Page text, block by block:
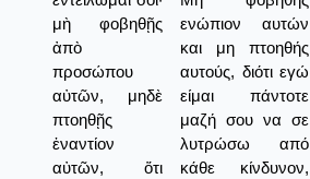
μὴ φοβηθῇς
ἀπὸ
προσώπου
αὐτῶν, μηδὲ
πτοηθῇς
ἐναντίον
αὐτῶν, ὅτι
ενώπιον αυτών
και μη πτοηθής
αυτούς, διότι εγώ
είμαι πάντοτε
μαζή σου να σε
λυτρώσω από
κάθε κίνδυνον,